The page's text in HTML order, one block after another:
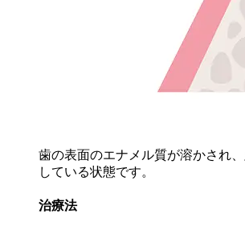
歯の表面のエナメル質が溶かされ
している状態です。
治療法